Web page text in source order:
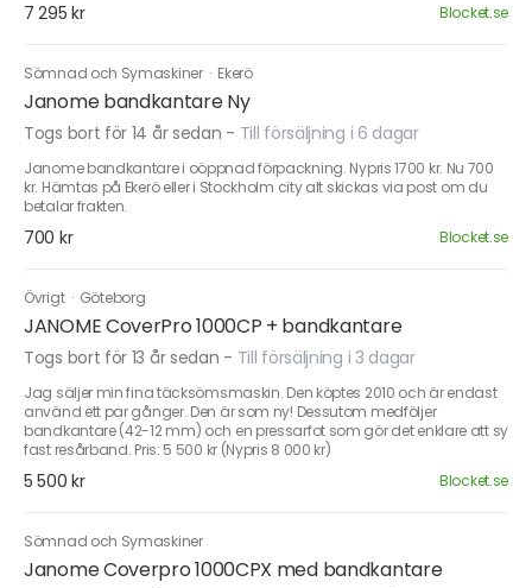
7 295 kr Blocket.se
Sömnad och Symaskiner · Ekerö
Janome bandkantare Ny
Togs bort för 14 år sedan - Till försäljning i 6 dagar
Janome bandkantare i oöppnad förpackning. Nypris 1700 kr. Nu 700
kr. Hämtas på Ekerö eller i Stockholm city alt skickas via post om du
betalar frakten.
700 kr Blocket.se
Övrigt · Göteborg
JANOME CoverPro 1000CP + bandkantare
Togs bort för 13 år sedan - Till försäljning i 3 dagar
Jag säljer min fina täcksömsmaskin. Den köptes 2010 och är endast
använd ett par gånger. Den är som ny! Dessutom medföljer
bandkantare (42-12 mm) och en pressarfot som gör det enklare att sy
fast resårband. Pris: 5 500 kr (Nypris 8 000 kr)
5 500 kr Blocket.se
Sömnad och Symaskiner
Janome Coverpro 1000CPX med bandkantare